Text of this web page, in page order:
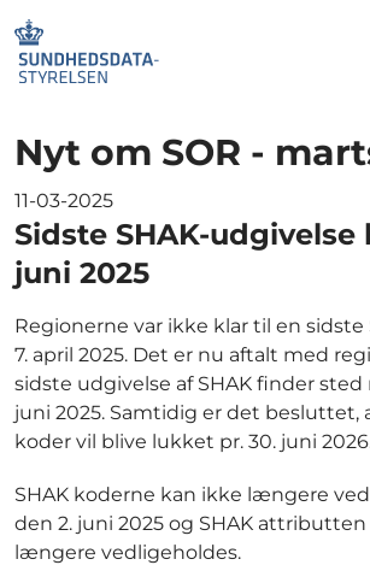
Nyt om SOR -
11-03-2025
Sidste SHAK-udgivelse
juni 2025
Regionerne var ikke klar til en sidste
7. april 2025. Det er nu aftalt med
sidste udgivelse af SHAK finder sted
juni 2025. Samtidig er det besluttet,
koder vil blive lukket pr. 30. juni
SHAK koderne kan ikke længere
den 2. juni 2025 og SHAK attributten
længere vedligeholdes.